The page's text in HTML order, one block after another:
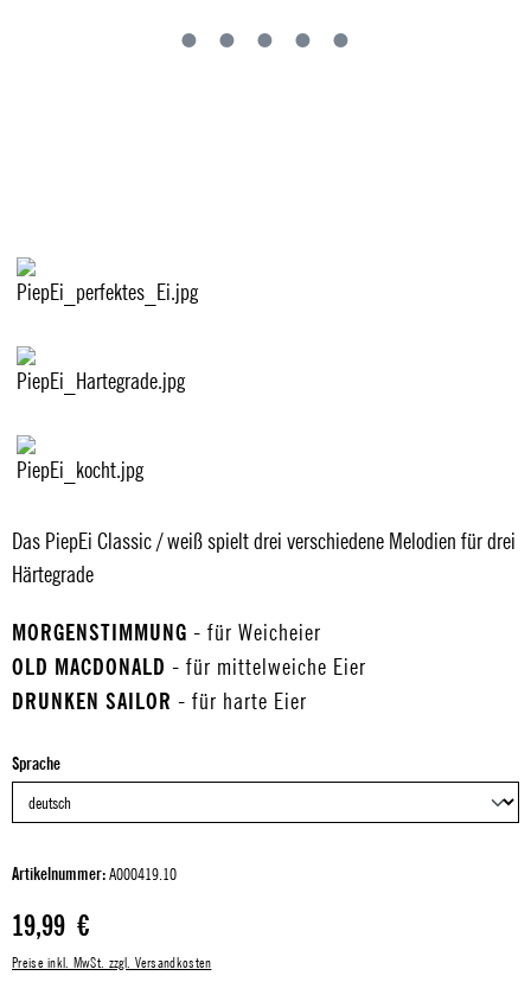
Das PiepEi Classic / weiß spielt drei verschiedene Melodien für drei
Härtegrade
MORGENSTIMMUNG - für Weicheier
OLD MACDONALD - für mittelweiche Eier
DRUNKEN SAILOR - für harte Eier
Spracheauswählen
Artikelnummer:A000419.10
Regulärer Preis:
19,99 €
Preise inkl. MwSt. zzgl. Versandkosten